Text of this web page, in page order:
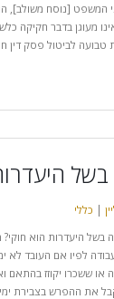
מעוגן בדבר חקיקה
לביטול פסק דין
בשל
| כללי
בשל היעדרות הוא חוקי?
לפיו אם העובד
או ששכרו יקוזז בהתאם
יקבל את ההפרש בצבירת